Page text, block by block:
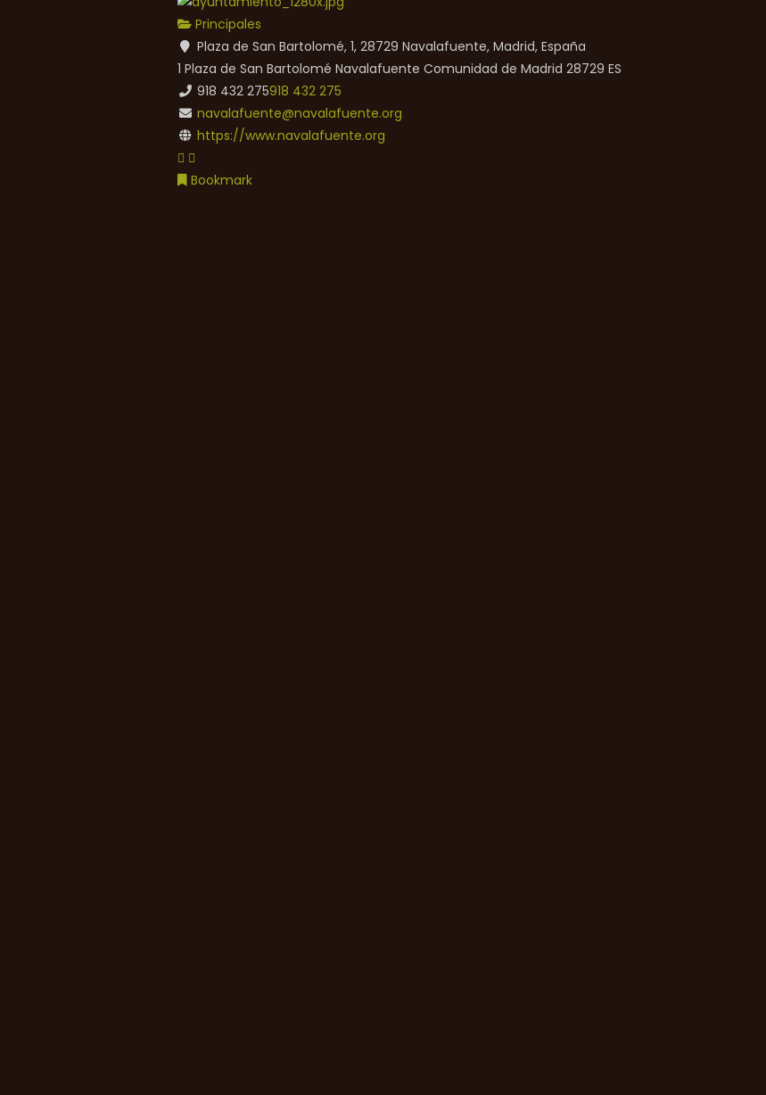
Principales
Plaza de San Bartolomé, 1, 28729 Navalafuente, Madrid, España
1 Plaza de San Bartolomé Navalafuente Comunidad de Madrid 28729 ES
918 432 275918 432 275
navalafuente@navalafuente.org
https://www.navalafuente.org
Bookmark